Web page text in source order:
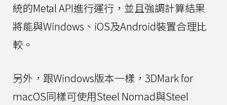
統的Metal API進行運行，並且強調計算結果
將能與Windows、iOS及Android裝置合理比
較。
另外，跟Windows版本一樣，3DMark for
macOS同樣可使用Steel Nomad與Steel